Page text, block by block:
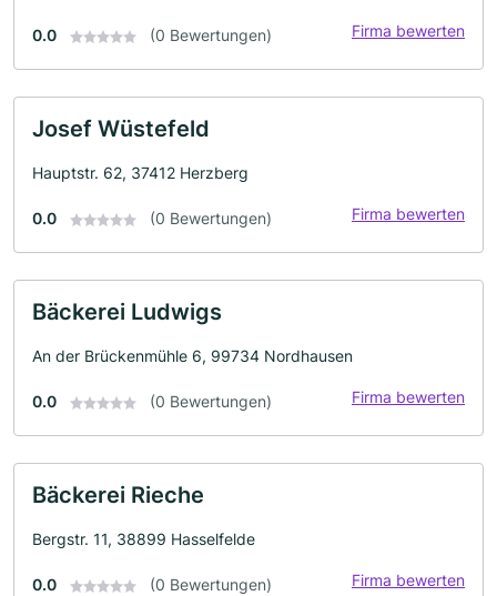
0.0 (0 Bewertungen) Firma bewerten
Josef Wüstefeld
Hauptstr. 62, 37412 Herzberg
0.0 (0 Bewertungen) Firma bewerten
Bäckerei Ludwigs
An der Brückenmühle 6, 99734 Nordhausen
0.0 (0 Bewertungen) Firma bewerten
Bäckerei Rieche
Bergstr. 11, 38899 Hasselfelde
0.0 (0 Bewertungen) Firma bewerten